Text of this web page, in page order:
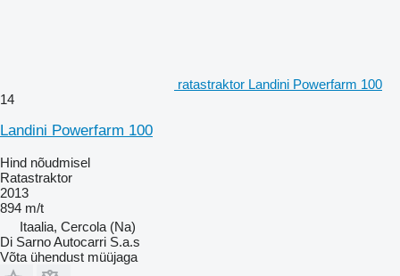
ratastraktor Landini Powerfarm 100
14
Landini Powerfarm 100
Hind nõudmisel
Ratastraktor
2013
894 m/t
Itaalia, Cercola (Na)
Di Sarno Autocarri S.a.s
Võta ühendust müüjaga